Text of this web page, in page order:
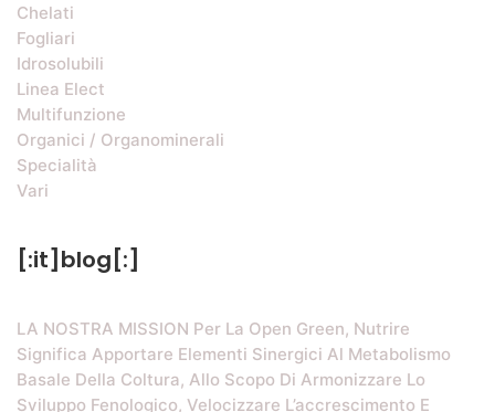
Chelati
Fogliari
Idrosolubili
Linea Elect
Multifunzione
Organici / Organominerali
Specialità
Vari
[:it]blog[:]
LA NOSTRA MISSION Per La Open Green, Nutrire
Significa Apportare Elementi Sinergici Al Metabolismo
Basale Della Coltura, Allo Scopo Di Armonizzare Lo
Sviluppo Fenologico, Velocizzare L’accrescimento E